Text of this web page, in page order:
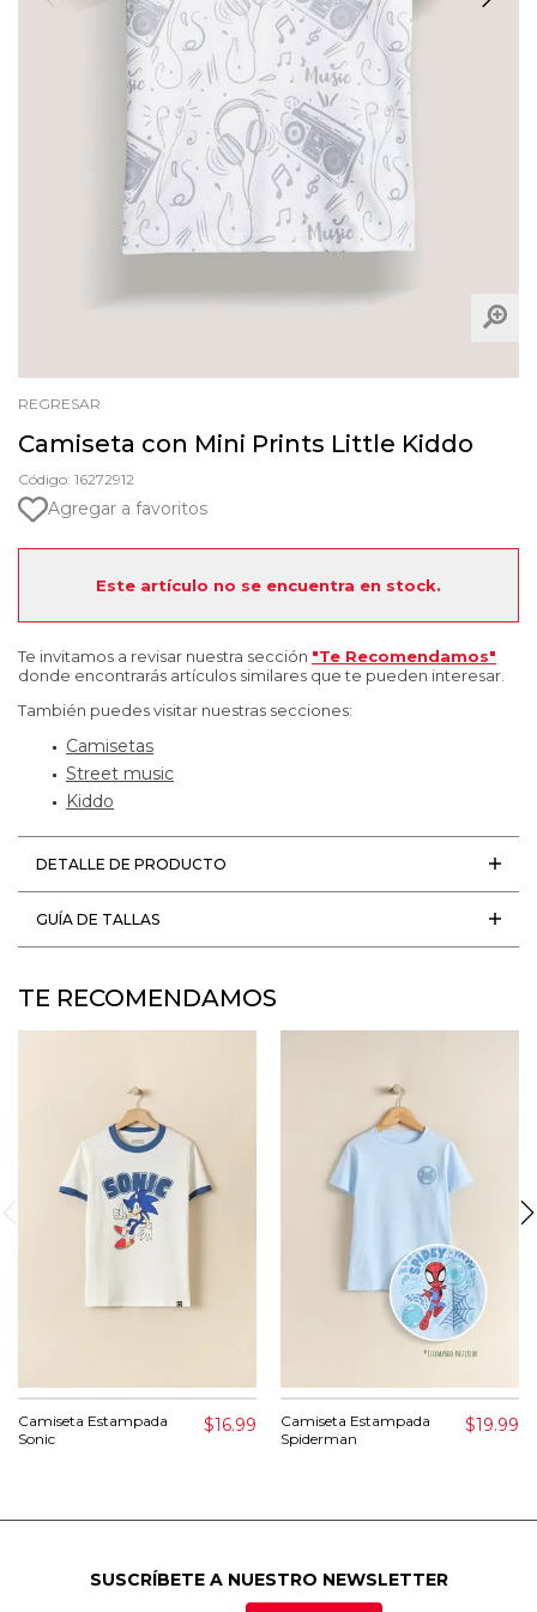
REGRESAR
Camiseta con Mini Prints Little Kiddo
Código: 16272912
Agregar a favoritos
Este artículo no se encuentra en stock.
Te invitamos a revisar nuestra sección "Te Recomendamos"
donde encontrarás artículos similares que te pueden interesar.
También puedes visitar nuestras secciones:
Camisetas
Street music
Kiddo
DETALLE DE PRODUCTO
GUÍA DE TALLAS
TE RECOMENDAMOS
Camiseta Estampada
Sonic
$16.99
Camiseta Estampada
Spiderman
$19.99
SUSCRÍBETE A NUESTRO NEWSLETTER